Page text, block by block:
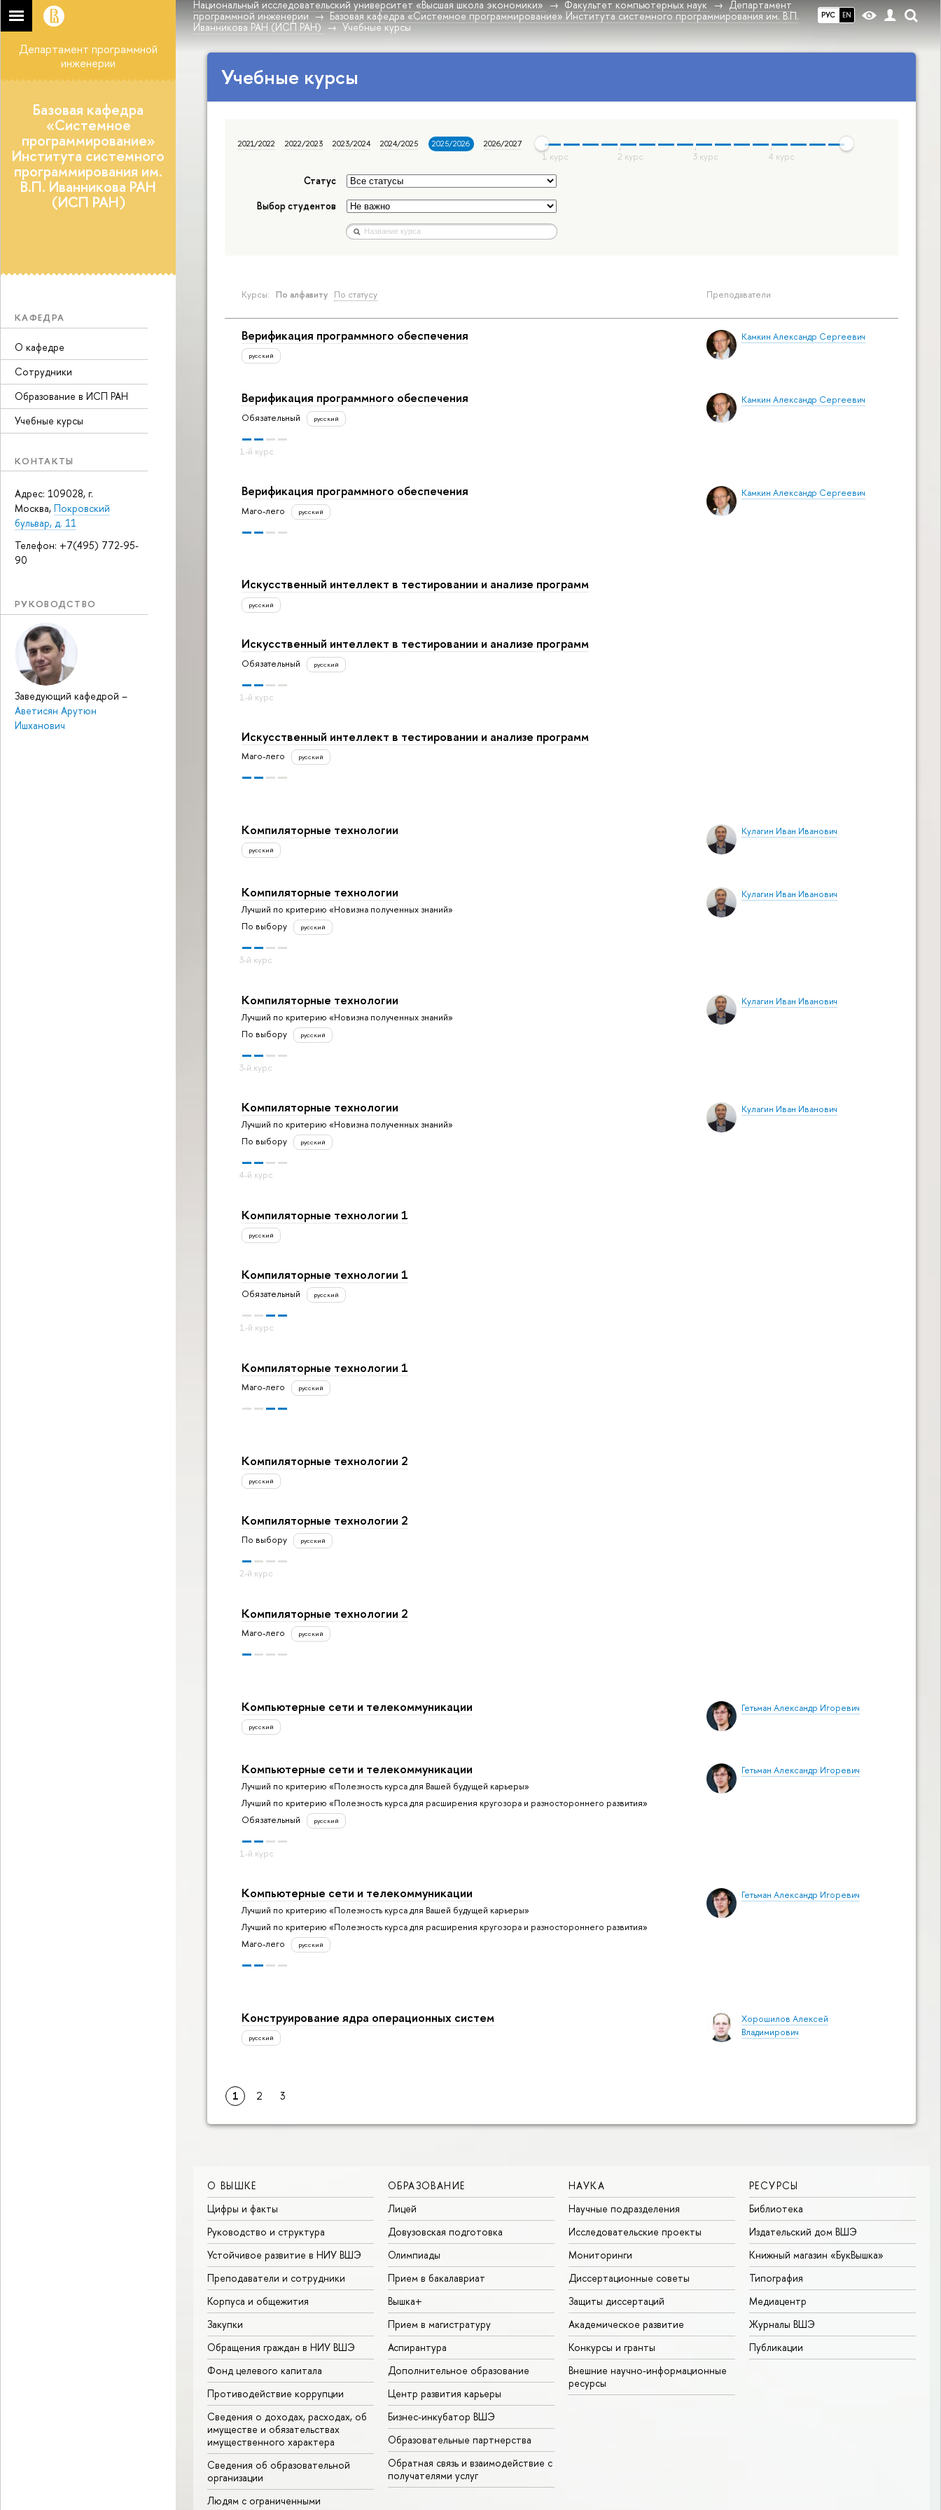
РУС EN
Национальный исследовательский университет «Высшая школа экономики» Факультет компьютерных наук
Департамент
программной инженерии
Базовая кафедра «Системное программирование» Института системного программирования им. В.П.
Иванникова РАН (ИСП РАН)
Учебные курсы
Департамент программной
инженерии
Базовая кафедра
«Системное
программирование»
Института системного
программирования им.
В.П. Иванникова РАН
(ИСП РАН)
КАФЕДРА
О кафедре
Сотрудники
Образование в ИСП РАН
Учебные курсы
КОНТАКТЫ
Адрес: 109028, г.
Москва, Покровский
бульвар, д. 11
Телефон: +7(495) 772-95-
90
РУКОВОДСТВО
Заведующий кафедрой –
Аветисян Арутюн
Ишханович
Учебные курсы
2021/2022 2022/2023 2023/2024 2024/2025 2025/2026 2026/2027
Статус
Выбор студентов
Преподаватели
Курсы: По алфавиту По статусу
Камкин Александр Сергеевич
Верификация программного обеспечения
русский
Камкин Александр Сергеевич
Верификация программного обеспечения
Обязательный русский
Камкин Александр Сергеевич
Верификация программного обеспечения
Маго-лего русский
Искусственный интеллект в тестировании и анализе программ
русский
Искусственный интеллект в тестировании и анализе программ
Обязательный русский
Искусственный интеллект в тестировании и анализе программ
Маго-лего русский
Кулагин Иван Иванович
Компиляторные технологии
русский
Кулагин Иван Иванович
Компиляторные технологии
Лучший по критерию «Новизна полученных знаний»
По выбору
русский
Кулагин Иван Иванович
Компиляторные технологии
Лучший по критерию «Новизна полученных знаний»
По выбору
русский
Кулагин Иван Иванович
Компиляторные технологии
Лучший по критерию «Новизна полученных знаний»
По выбору
русский
Компиляторные технологии 1
русский
Компиляторные технологии 1
Обязательный русский
Компиляторные технологии 1
Маго-лего русский
Компиляторные технологии 2
русский
Компиляторные технологии 2
По выбору русский
Компиляторные технологии 2
Маго-лего русский
Гетьман Александр Игоревич
Компьютерные сети и телекоммуникации
русский
Гетьман Александр Игоревич
Компьютерные сети и телекоммуникации
Лучший по критерию «Полезность курса для Вашей будущей карьеры»
Лучший по критерию «Полезность курса для расширения кругозора и разностороннего развития»
Обязательный
русский
Гетьман Александр Игоревич
Компьютерные сети и телекоммуникации
Лучший по критерию «Полезность курса для Вашей будущей карьеры»
Лучший по критерию «Полезность курса для расширения кругозора и разностороннего развития»
Маго-лего
русский
Хорошилов Алексей
Владимирович
Конструирование ядра операционных систем
русский
1 2 3
О ВЫШКЕ
Цифры и факты
Руководство и структура
Устойчивое развитие в НИУ ВШЭ
Преподаватели и сотрудники
Корпуса и общежития
Закупки
Обращения граждан в НИУ ВШЭ
Фонд целевого капитала
Противодействие коррупции
Сведения о доходах, расходах, об
имуществе и обязательствах
имущественного характера
Сведения об образовательной
организации
Людям с ограниченными
ОБРАЗОВАНИЕ
Лицей
Довузовская подготовка
Олимпиады
Прием в бакалавриат
Вышка+
Прием в магистратуру
Аспирантура
Дополнительное образование
Центр развития карьеры
Бизнес-инкубатор ВШЭ
Образовательные партнерства
Обратная связь и взаимодействие с
получателями услуг
НАУКА
Научные подразделения
Исследовательские проекты
Мониторинги
Диссертационные советы
Защиты диссертаций
Академическое развитие
Конкурсы и гранты
Внешние научно-информационные
ресурсы
РЕСУРСЫ
Библиотека
Издательский дом ВШЭ
Книжный магазин «БукВышка»
Типография
Медиацентр
Журналы ВШЭ
Публикации